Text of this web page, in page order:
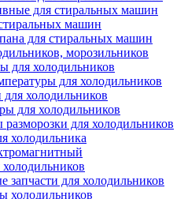
для стиральных машин
машин
для стиральных машин
морозильников
для холодильников
для холодильников
холодильников
для холодильников
для холодильников
холодильника
запчасти для холодильников
холодильников